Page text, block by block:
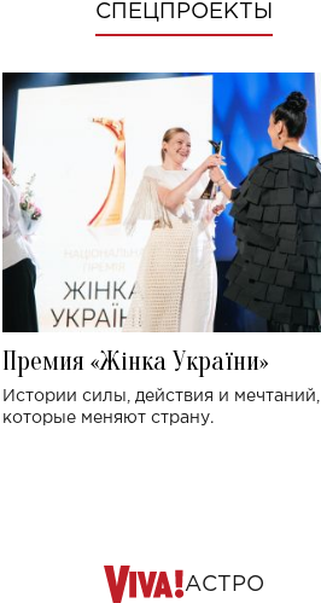
СПЕЦПРОЕКТЫ
Премия «Жінка України»
Истории силы, действия и мечтаний,
которые меняют страну.
АСТРО